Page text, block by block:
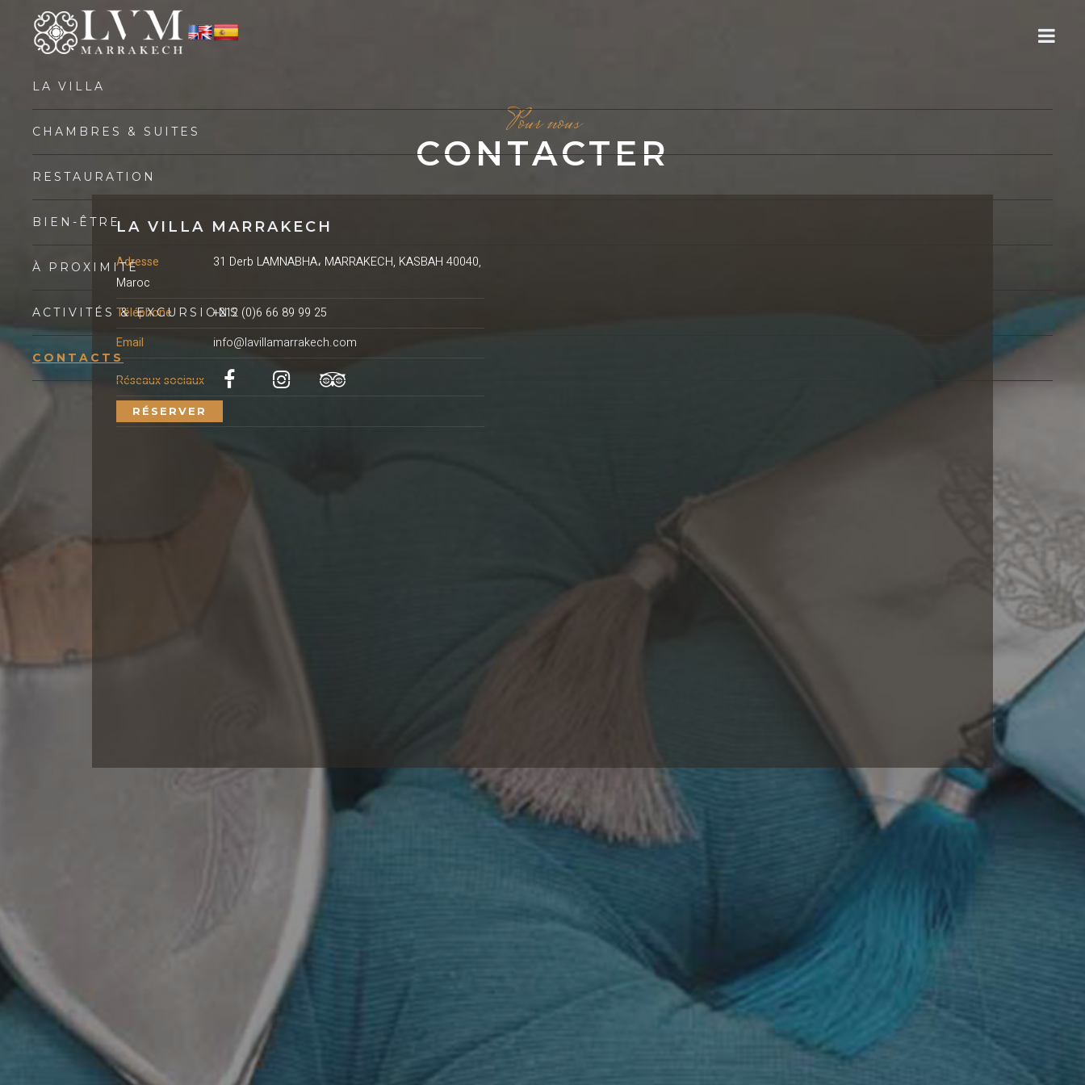
LA VILLA
CHAMBRES & SUITES
RESTAURATION
BIEN-ÊTRE
À PROXIMITÉ
ACTIVITÉS & EXCURSIONS
CONTACTS
Pour nous
CONTACTER
LA VILLA MARRAKECH
Adresse
31 Derb LAMNABHA، MARRAKECH, KASBAH 40040,
Maroc
Téléphone
+212 (0)6 66 89 99 25
Email
info@lavillamarrakech.com
Réseaux sociaux
RÉSERVER